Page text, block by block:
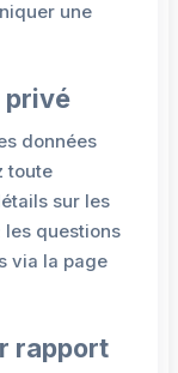
une
privé
données
toute
sur les
les questions
via la page
rapport